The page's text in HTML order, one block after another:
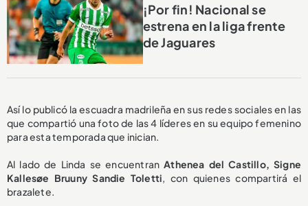
¡Por fin! Nacional se
estrena en la liga frente
de Jaguares
Así lo publicó la escuadra madrileña en sus redes sociales en las
que compartió una foto de las 4 líderes en su equipo femenino
para esta temporada que inician.
Al lado de Linda se encuentranAthenea del Castillo, Signe
Kallesøe Bruuny Sandie Toletti, con quienes compartirá el
brazalete.